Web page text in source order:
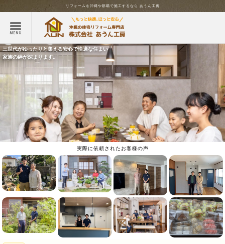
リフォームを 沖縄や那覇で施工するなら あうん工房
三世代がゆったりと集える安心で快適な住まい
家族の絆が深まります。
実際に依頼されたお客様の声